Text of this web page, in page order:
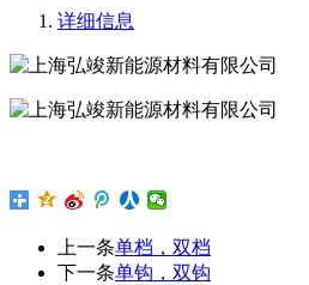
详细信息
上一条单档，双档
下一条单钩，双钩